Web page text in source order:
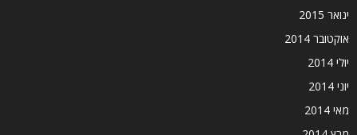
ינואר 2015
אוקטובר 2014
יולי 2014
יוני 2014
מאי 2014